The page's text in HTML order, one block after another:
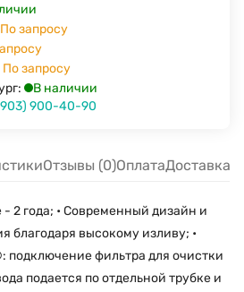
По запросу
По запросу
В наличии
900-40-90
Отзывы (0)ОплатаДоставка
- 2 года; • Современный дизайн и
благодаря высокому изливу; •
подключение фильтра для очистки
подается по отдельной трубке и